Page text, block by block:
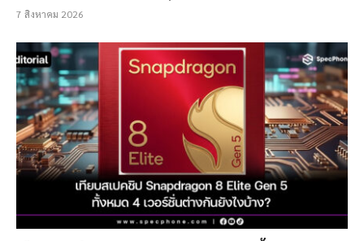
7 สิงหาคม 2026